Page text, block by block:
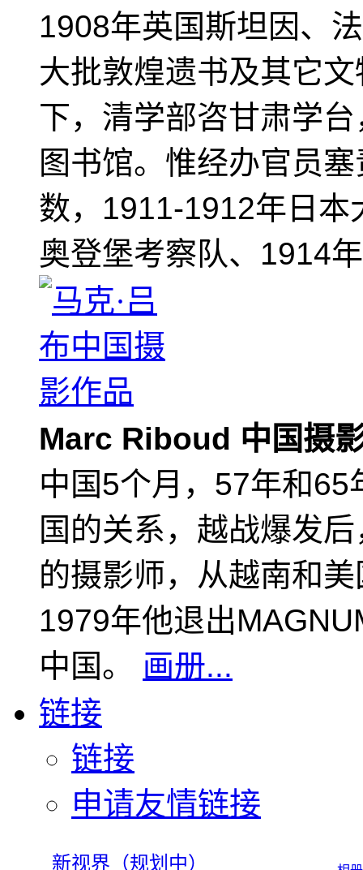
1908年英国斯坦因、
大批敦煌遗书及其它
下，清学部咨甘肃学
图书馆。惟经办官员
数，1911-1912年日
奥登堡考察队、1914
Marc Riboud 中国摄
中国5个月，57年和
国的关系，越战爆发
的摄影师，从越南和
1979年他退出
中国。 画册...
链接
链接
申请友情链接
新视界（规划中）